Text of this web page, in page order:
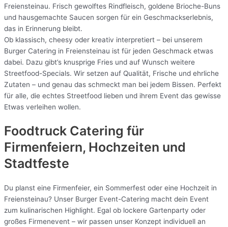
Freiensteinau. Frisch gewolftes Rindfleisch, goldene Brioche-Buns
und hausgemachte Saucen sorgen für ein Geschmackserlebnis,
das in Erinnerung bleibt.
Ob klassisch, cheesy oder kreativ interpretiert – bei unserem
Burger Catering in Freiensteinau ist für jeden Geschmack etwas
dabei. Dazu gibt’s knusprige Fries und auf Wunsch weitere
Streetfood-Specials. Wir setzen auf Qualität, Frische und ehrliche
Zutaten – und genau das schmeckt man bei jedem Bissen. Perfekt
für alle, die echtes Streetfood lieben und ihrem Event das gewisse
Etwas verleihen wollen.
Foodtruck Catering für
Firmenfeiern, Hochzeiten und
Stadtfeste
Du planst eine Firmenfeier, ein Sommerfest oder eine Hochzeit in
Freiensteinau? Unser Burger Event-Catering macht dein Event
zum kulinarischen Highlight. Egal ob lockere Gartenparty oder
großes Firmenevent – wir passen unser Konzept individuell an